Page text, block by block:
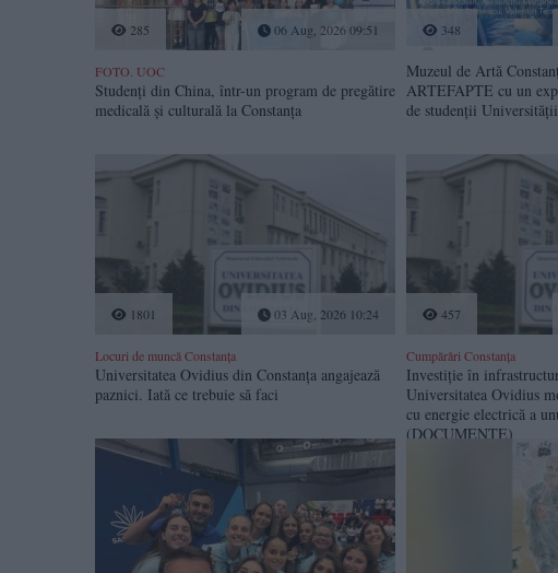
285 06 Aug, 2026 09:51
FOTO. UOC
Studenți din China, într-un program de pregătire
medicală și culturală la Constanța
348
Muzeul de Artă
ARTEFAPTE cu un
de studenții
1801 03 Aug, 2026 10:24
Locuri de muncă Constanța
Universitatea Ovidius din Constanța angajează
paznici. Iată ce trebuie să faci
457
Cumpărări Constanța
Investiție în
Universitatea Ovidius
cu energie electrică a
(DOCUMENTE)